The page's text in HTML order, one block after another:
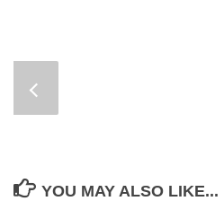
YOU MAY ALSO LIKE...